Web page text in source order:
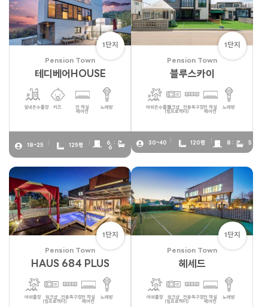
1단지
Pension Town
테디베어HOUSE
실내온수풀장 키즈
전 객실
에어컨
노래방
18~25 125평
6. :
6
1단지
Pension Town
블루스카이
야외온수풀장워크샵
(빔프로젝터)
전용족구장전 객실
에어컨
노래방
30~40 120평 8 : 5
1단지
Pension Town
HAUS 684 PLUS
야외풀장
워크샵
(빔프로젝터)
전용족구장전 객실
에어컨
노래방
1단지
Pension Town
헤세드
야외풀장
워크샵
(빔프로젝터)
전용족구장전 객실
에어컨
노래방